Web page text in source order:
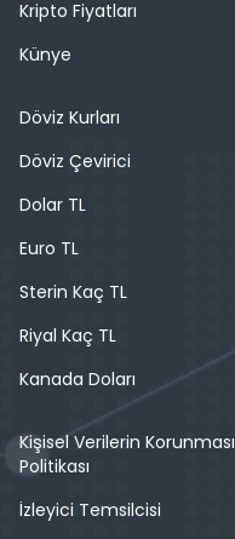
Kripto Fiyatları
Künye
Döviz Kurları
Döviz Çevirici
Dolar TL
Euro TL
Sterin Kaç TL
Riyal Kaç TL
Kanada Doları
Kişisel Verilerin Korunması
Politikası
İzleyici Temsilcisi